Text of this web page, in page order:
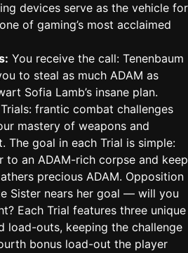
devices serve as the vehicle for
of gaming’s most acclaimed
You receive the call: Tenenbaum
to steal as much ADAM as
Sofia Lamb’s insane plan.
frantic combat challenges
mastery of weapons and
The goal in each Trial is simple:
to an ADAM-rich corpse and keep
precious ADAM. Opposition
Sister nears her goal — will you
Each Trial features three unique
load-outs, keeping the challenge
bonus load-out the player